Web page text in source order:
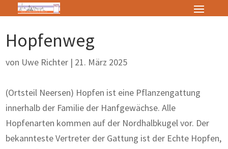
Hopfenweg
von Uwe Richter | 21. März 2025
(Ortsteil Neersen) Hopfen ist eine Pflanzengattung
innerhalb der Familie der Hanfgewächse. Alle
Hopfenarten kommen auf der Nordhalbkugel vor. Der
bekannteste Vertreter der Gattung ist der Echte Hopfen,